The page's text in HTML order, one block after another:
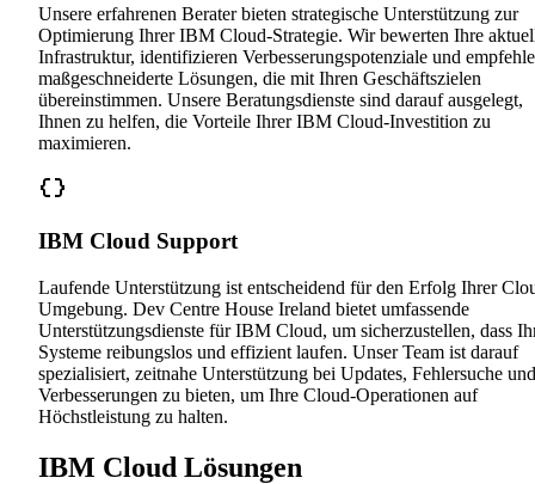
Unsere erfahrenen Berater bieten strategische Unterstützung zur
Optimierung Ihrer IBM Cloud-Strategie. Wir bewerten Ihre
Infrastruktur, identifizieren Verbesserungspotenziale und
maßgeschneiderte Lösungen, die mit Ihren Geschäftszielen
übereinstimmen. Unsere Beratungsdienste sind darauf ausgelegt,
Ihnen zu helfen, die Vorteile Ihrer IBM Cloud-Investition zu
maximieren.
IBM Cloud Support
Laufende Unterstützung ist entscheidend für den Erfolg Ihrer
Umgebung. Dev Centre House Ireland bietet umfassende
Unterstützungsdienste für IBM Cloud, um sicherzustellen, dass
Systeme reibungslos und effizient laufen. Unser Team ist darauf
spezialisiert, zeitnahe Unterstützung bei Updates, Fehlersuche und
Verbesserungen zu bieten, um Ihre Cloud-Operationen auf
Höchstleistung zu halten.
IBM Cloud Lösungen